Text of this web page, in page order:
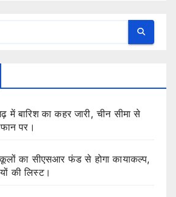
में बारिश का कहर जारी, चीन सीमा से
पर।
का सीएसआर फंड से होगा कायाकल्प,
की लिस्ट।